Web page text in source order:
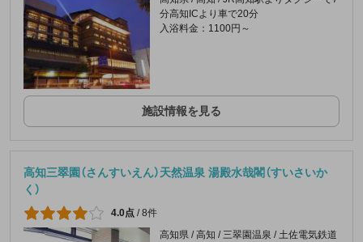
分高知ICより車で20分
入浴料金：1100円～
施設情報を見る
高知三翠園（さんすいえん）天然温泉 湯殿水哉閣（すいさいか
く）
4.0点 /8件
高知県 / 高知 / 三翠園温泉 / 土佐電気鉄道